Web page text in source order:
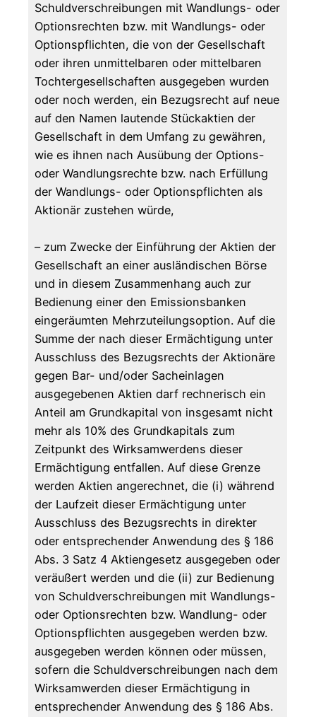
Schuldverschreibungen mit Wandlungs- oder
Optionsrechten bzw. mit Wandlungs- oder
Optionspflichten, die von der Gesellschaft
oder ihren unmittelbaren oder mittelbaren
Tochtergesellschaften ausgegeben wurden
oder noch werden, ein Bezugsrecht auf neue
auf den Namen lautende Stückaktien der
Gesellschaft in dem Umfang zu gewähren,
wie es ihnen nach Ausübung der Options-
oder Wandlungsrechte bzw. nach Erfüllung
der Wandlungs- oder Optionspflichten als
Aktionär zustehen würde,
– zum Zwecke der Einführung der Aktien der
Gesellschaft an einer ausländischen Börse
und in diesem Zusammenhang auch zur
Bedienung einer den Emissionsbanken
eingeräumten Mehrzuteilungsoption. Auf die
Summe der nach dieser Ermächtigung unter
Ausschluss des Bezugsrechts der Aktionäre
gegen Bar- und/oder Sacheinlagen
ausgegebenen Aktien darf rechnerisch ein
Anteil am Grundkapital von insgesamt nicht
mehr als 10% des Grundkapitals zum
Zeitpunkt des Wirksamwerdens dieser
Ermächtigung entfallen. Auf diese Grenze
werden Aktien angerechnet, die (i) während
der Laufzeit dieser Ermächtigung unter
Ausschluss des Bezugsrechts in direkter
oder entsprechender Anwendung des § 186
Abs. 3 Satz 4 Aktiengesetz ausgegeben oder
veräußert werden und die (ii) zur Bedienung
von Schuldverschreibungen mit Wandlungs-
oder Optionsrechten bzw. Wandlung- oder
Optionspflichten ausgegeben werden bzw.
ausgegeben werden können oder müssen,
sofern die Schuldverschreibungen nach dem
Wirksamwerden dieser Ermächtigung in
entsprechender Anwendung des § 186 Abs.